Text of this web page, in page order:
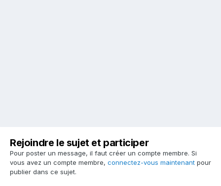
Rejoindre le sujet et participer
Pour poster un message, il faut créer un compte membre. Si
vous avez un compte membre, connectez-vous maintenant pour
publier dans ce sujet.